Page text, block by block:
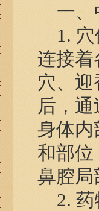
一、
1. 穴
连接着
穴、
后，
身体内
和部位
鼻腔局
2. 药